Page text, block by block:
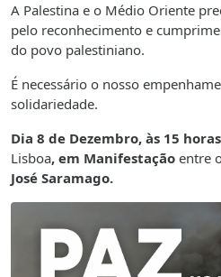
A Palestina e o Médio Oriente
pelo reconhecimento e
do povo palestiniano.
É necessário o nosso
solidariedade.
Dia 8 de Dezembro, às 15 horas
Lisboa, em Manifestação entre
José Saramago.